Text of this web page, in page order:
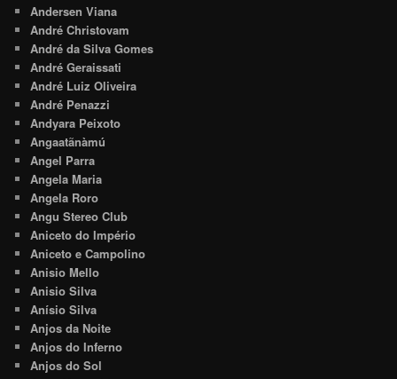
Andersen Viana
André Christovam
André da Silva Gomes
André Geraissati
André Luiz Oliveira
André Penazzi
Andyara Peixoto
Angaatãnàmú
Angel Parra
Angela Maria
Angela Roro
Angu Stereo Club
Aniceto do Império
Aniceto e Campolino
Anisio Mello
Anisio Silva
Anísio Silva
Anjos da Noite
Anjos do Inferno
Anjos do Sol